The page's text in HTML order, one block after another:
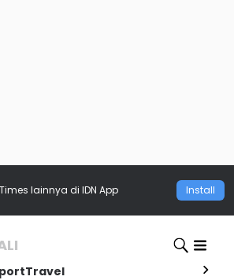
lainnya di IDN App Install
Travel